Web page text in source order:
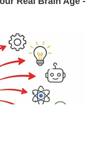
berita aktual dan